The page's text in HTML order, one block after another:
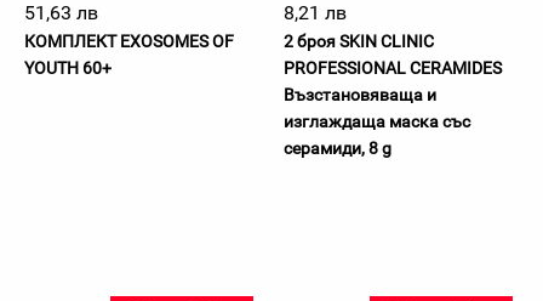
51,63 лв
КОМПЛЕКТ EXOSOMES OF
YOUTH 60+
8,21 лв
2 броя SKIN CLINIC
PROFESSIONAL CERAMIDES
Възстановяваща и
изглаждаща маска със
серамиди, 8 g